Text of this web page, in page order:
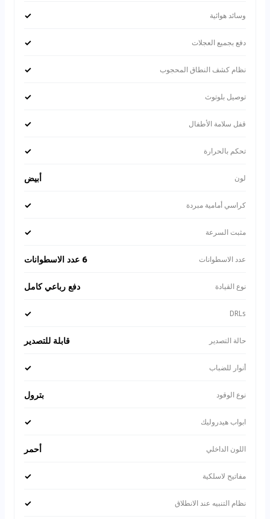
وسائد هوائية ✓
دفع بجميع العجلات ✓
نظام كشف النطاق المحجوب ✓
توصيل بلوتوث ✓
قفل سلامة الأطفال ✓
تحكم بالحرارة ✓
لون أبيض
كراسي أمامية مبردة ✓
مثبت السرعة ✓
عدد الاسطوانات 6 عدد الاسطوانات
نوع القيادة دفع رباعي كامل
DRLs
✓
حالة التصدير قابلة للتصدير
أنوار للضباب ✓
نوع الوقود بترول
ابواب هيدروليك ✓
اللون الداخلي أحمر
مفاتيح لاسلكية ✓
نظام التنبيه عند الانطلاق ✓